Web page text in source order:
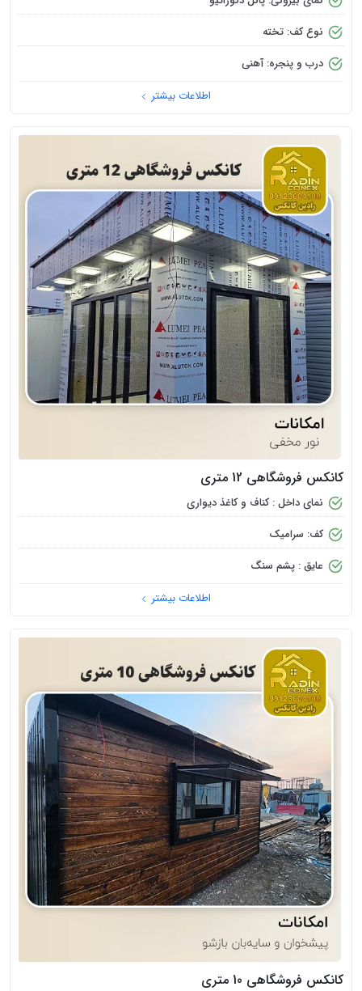
نوع کف: تخته
درب و پنجره: آهنی
اطلاعات بیشتر
کانکس فروشگاهی 12 متری
نمای داخل : کناف و کاغذ دیواری
کف: سرامیک
عایق : پشم سنگ
اطلاعات بیشتر
کانکس فروشگاهی 10 متری